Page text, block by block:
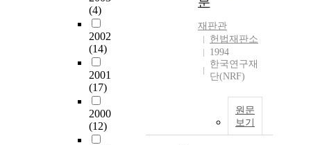
(4)
2002
(14)
2001
(17)
2000
(12)
재판관
헌법재판소
1994
한국연구재
단(NRF)
원문
보기